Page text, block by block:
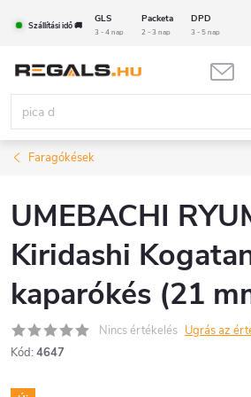
tartalomhoz
Szállítási idő 🚚
GLS Packeta DPD
3 - 4 nap 2 - 3 nap 3 - 5 nap
Faragókések
UMEBACHI
Kiridashi
kaparókés (21
Nincs értékelés Ugrás az
Kód: 4647